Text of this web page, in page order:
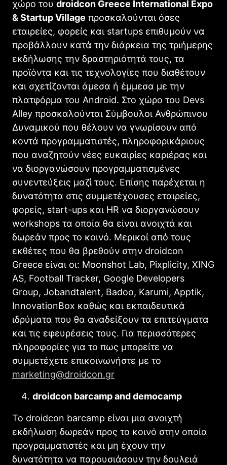
χώρο του droidcon Greece International Expo
& Startup Village προσκαλούνται όσες
εταιρείες, φορείς και startups επιθυμούν να
προβάλλουν κατά την διάρκεια της τριήμερης
εκδήλωσης την δραστηριότητά τους, τα
προϊόντα και τις τεχνολογίες που διαθέτουν
και σχετίζονται άμεσα ή έμμεσα με την
πλατφόρμα του Android. Στο χώρο του Devs
Alley προσκαλούνται Σύμβουλοι Ανθρώπινου
Δυναμικού που θέλουν να γνωρίσουν από
κοντά προγραμματιστές, πληροφορικάριους
που αναζητούν νέες ευκαιρίες καριέρας και
να διοργανώσουν προγραμματισμένες
συνεντεύξεις μαζί τους. Επίσης παρέχεται η
δυνατότητα στις συμμετέχουσες εταιρείες,
φορείς, start-ups και HR να διοργανώσουν
workshops τα οποία θα είναι ανοιχτά και
δωρεάν προς το κοινό. Μερικοί από τους
εκθέτες που θα βρεθούν στην droidcon
Greece είναι οι: Moonshot Lab, Pixplicity, XING
AS, Football Tracker, Google Developers
Group, Jobandtalent, Badoo, Karumi, Apptik,
InnovationBox καθώς και εκπαιδευτικά
ιδρύματα που θα αναδείξουν τα επιτεύγματα
και τις εφευρέσεις τους. Για περισσότερες
πληροφορίες για το πως μπορείτε να
συμμετέχετε επικοινωνήστε με το
marketing@droidcon.gr
droidcon barcampanddemocamp
Το droidcon barcamp είναι μια ανοιχτή
εκδήλωση δωρεάν προς το κοινό στην οποία
προγραμματιστές και μη έχουν την
δυνατότητα να παρουσιάσουν την δουλειά